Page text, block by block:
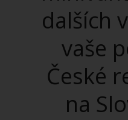
dalších
vaše
České
na